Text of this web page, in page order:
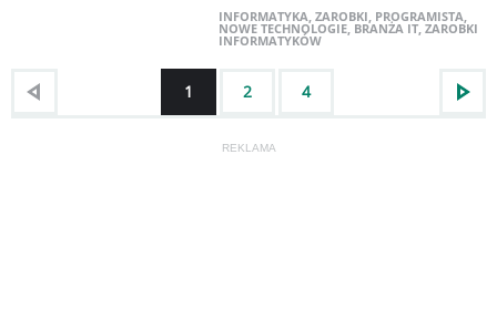
INFORMATYKA, ZAROBKI, PROGRAMISTA,
NOWE TECHNOLOGIE, BRANŻA IT, ZAROBKI
INFORMATYKÓW
1 2 4
REKLAMA